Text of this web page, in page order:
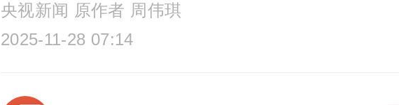
央视新闻 原作者 周伟琪
2025-11-28 07:14